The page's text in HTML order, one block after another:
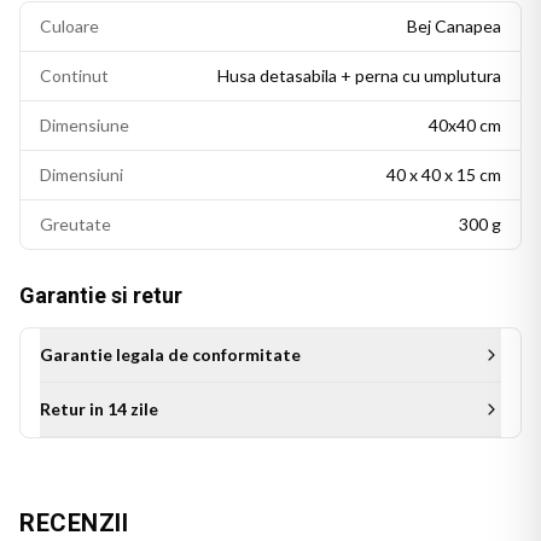
ocazia zilei de nastere, Zilei Tatalui sau a oricarui alt moment
Culoare Bej Canapea
Continut Husa detasabila + perna cu umplutura
Dimensiune 40x40 cm
Dimensiuni 40 x 40 x 15 cm
Greutate 300 g
Garantie si retur
Garantie legala de conformitate
Retur in 14 zile
RECENZII